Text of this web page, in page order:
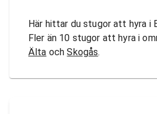
Här hittar du stugor att hyra i
Fler än 10 stugor att hyra i
Älta ochSkogås.